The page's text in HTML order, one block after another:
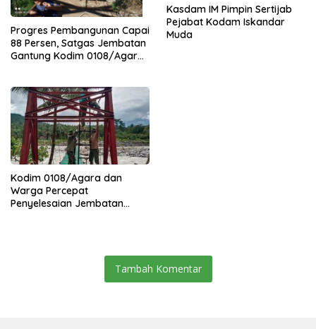
Progres Pembangunan Capai
88 Persen, Satgas Jembatan
Gantung Kodim 0108/Agara
Kasdam IM Pimpin Sertijab
Pejabat Kodam Iskandar
Muda
Kodim 0108/Agara dan
Warga Percepat
Penyelesaian Jembatan
Tambah Komentar